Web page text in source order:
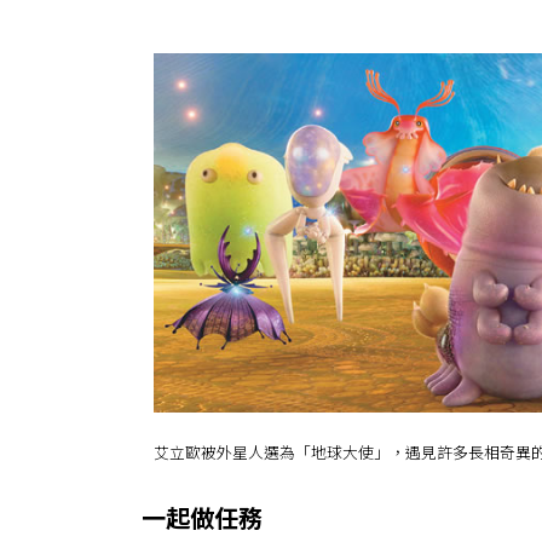
艾立歐被外星人選為「地球大使」，遇見許多長相奇異
一起做任務